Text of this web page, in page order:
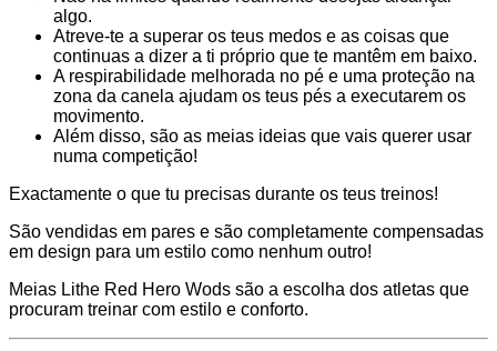
algo.
Atreve-te a superar os teus medos e as coisas que
continuas a dizer a ti próprio que te mantêm em baixo.
A respirabilidade melhorada no pé e uma proteção na
zona da canela ajudam os teus pés a executarem os
movimento.
Além disso, são as meias ideias que vais querer usar
numa competição!
Exactamente o que tu precisas durante os teus treinos!
São vendidas em pares e são completamente compensadas
em design para um estilo como nenhum outro!
Meias Lithe Red Hero Wods são a escolha dos atletas que
procuram treinar com estilo e conforto.